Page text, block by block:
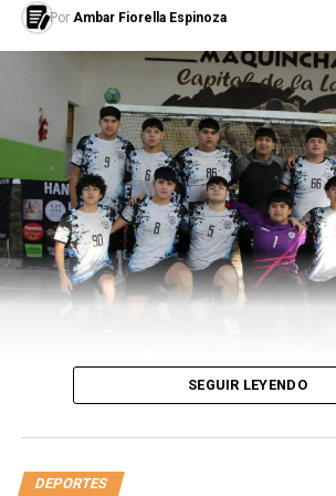
En el primer partido se enfrentó a
Cementerio de los Elefantes, donde
segunda fecha, se vio frente a Brasil
Kempes y empataron 2 a 2. Para la
marcaron Roque Santa Cruz y Nelson
de la verdeamarela fueron de Jadson y
último enfrentamiento de la fase de
Venezuela, en el Estadio Padre Ernesto
Martearena,empató 3-3. Los goles de
fueron de Antolín Alcaraz, Lucas
Riveros. Para la Vinotinto, marcaron
Paraguay pasó su grupo, como mejor
Perú y delante de Costa Rica debido a
Por Ambar Fiorella Espinoza
SEGUIR LEYENDO
DEPORTES